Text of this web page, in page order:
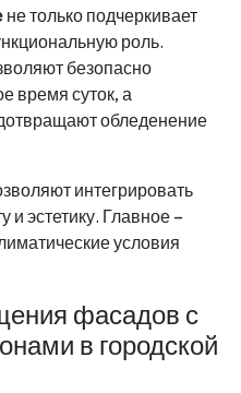
не только подчеркивает
роль.
безопасно
время суток, а
обледенение
интегрировать
эстетику. Главное –
условия
фасадов с
в городской